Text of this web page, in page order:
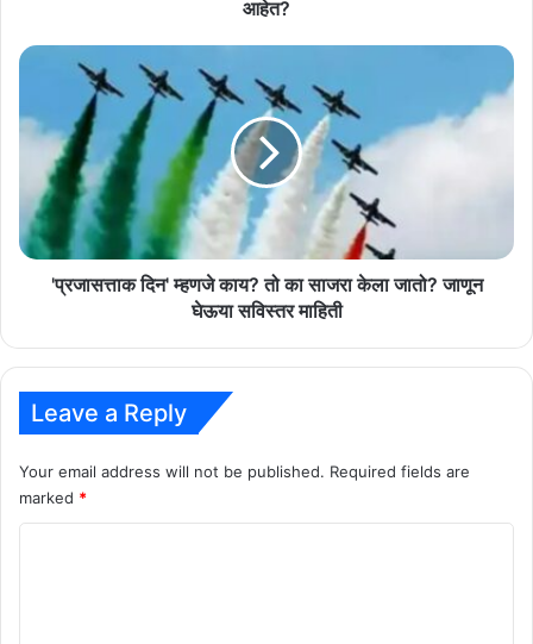
आहेत?
'प्रजासत्ताक
काय?
साजरा
केला
जातो?
'प्रजासत्ताक दिन' म्हणजे काय? तो का साजरा केला जातो? जाणून
घेऊया सविस्तर माहिती
Leave a Reply
Your email address will not be published. Required fields are
marked *